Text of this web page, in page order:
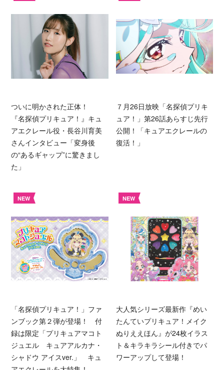
ついに明かされた正体！
『名探偵プリキュア！』キュ
アエクレール役・長谷川育美
さんインタビュー「変身後
の“あるギャップ”に驚きまし
た」
７月26日放映「名探偵プリキ
ュア！」第26話あらすじ先行
公開！「キュアエクレールの
復活！」
NEW
「名探偵プリキュア！」ファ
ンブック第２弾が登場！ 付
録は限定「プリキュアマコト
ジュエル キュアアルカナ・
シャドウ アイスver.」 キュ
NEW
大人気シリーズ最新作『めい
たんていプリキュア！メイク
ぬりええほん』が24枚イラス
ト＆キラキラシール付きでパ
ワーアップして登場！